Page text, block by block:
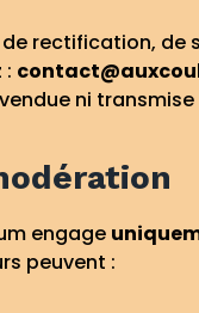
de rectification,
:
ni
engage
peuvent :